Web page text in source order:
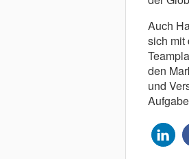
Auch
sich mit
den
und